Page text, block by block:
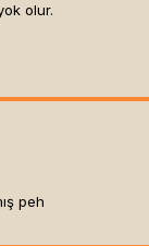
olur.
peh